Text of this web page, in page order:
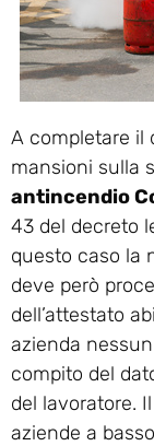
A completare il
mansioni sulla
antincendio
43 del decreto
questo caso la
deve però
dell’attestato
azienda
compito del
del lavoratore.
aziende a